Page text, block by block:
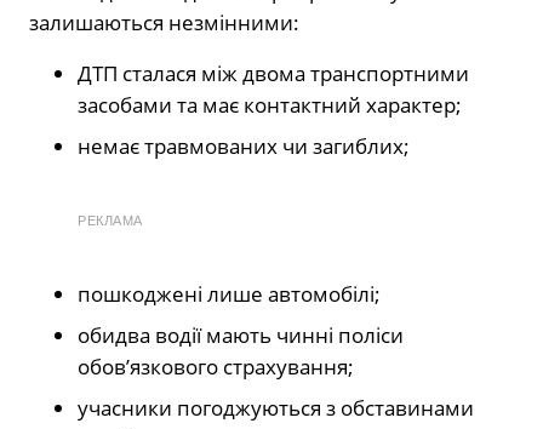
залишаються незмінними:
ДТП сталася між двома транспортними
засобами та має контактний характер;
немає травмованих чи загиблих;
РЕКЛАМА
пошкоджені лише автомобілі;
обидва водії мають чинні поліси
обов’язкового страхування;
учасники погоджуються з обставинами